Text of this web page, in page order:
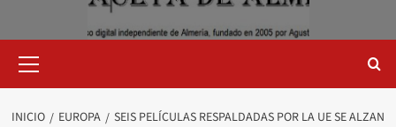
primario
INICIO EUROPA
SEIS PELÍCULAS RESPALDADAS POR LA UE SE ALZAN